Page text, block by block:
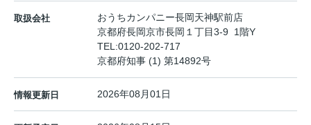
取扱会社
おうちカンパニー長岡天神駅前店
京都府長岡京市長岡１丁目3-9 1階Y
TEL:0120-202-717
京都府知事 (1) 第14892号
情報更新日 2026年08月01日